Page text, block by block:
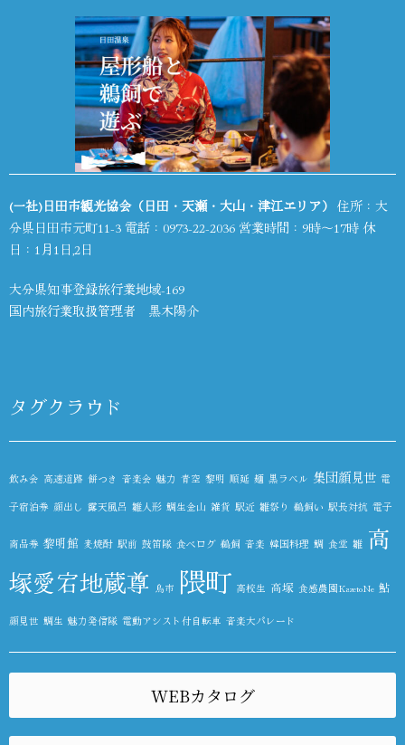
(一社)日田市観光協会（日田・天瀬・大山・津江エリア） 住所：大
分県日田市元町11-3 電話： 0973-22-2036 営業時間：9時～17時 休
日：1月1日,2日
大分県知事登録旅行業地域-169
国内旅行業取扱管理者 黒木陽介
タグクラウド
飲み会 高速道路 餅つき 音楽会 魅力 青空 黎明 順延 麺 黒ラベル 集団顔見世 電
子宿泊券 顔出し 露天風呂 雛人形 鯛生金山 雑貨 駅近 雛祭り 鵜飼い 駅長対抗 電子
商品券 黎明館 麦焼酎 駅前 鼓笛隊 食べログ 鵜飼 音楽 韓国料理 鯛 食堂 雛 高
塚愛宕地蔵尊 鳥市 隈町 高校生 高塚 食感農園KazetoNe 鮎
顔見世 鯛生 魅力発信隊 電動アシスト付自転車 音楽大パレード
WEBカタログ